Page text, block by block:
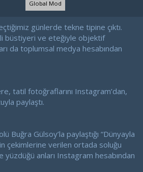
Global Mod
günlerde tekne tipine çıktı.
büstiyeri ve eteğiyle objektif
da toplumsal medya hesabından
tatil fotoğraflarını Instagram’dan,
paylaştı.
Buğra Gülsoy’la paylaştığı “Dünyayla
çekimlerine verilen ortada soluğu
yüzdüğü anları Instagram hesabından